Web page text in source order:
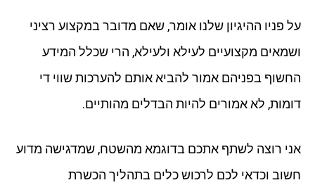
על פניו ההיגיון שלנו אומר, שאם מדובר במקצוע רציני
ושמאים מקצועיים לעילא ולעילא, הרי שכלל המידע
החשוף בפניהם אמור להביא אותם להערכות שווי די
דומות, לא אמורים להיות הבדלים מהותיים.
אני רוצה לשתף אתכם בדוגמא מהשטח, שמדגישה מדוע
חשוב וכדאי לכם לרכוש כלים בתהליך הכשרת